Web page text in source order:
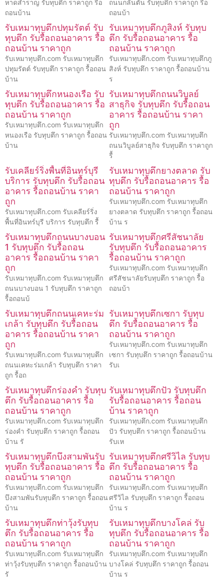
หาดสำราญ รับทุบตึก ราคาถูก รื้อ
ถอนบ้าน
ถนนกลันตัน รับทุบตึก ราคาถูก รื้อ
ถอนบ้า
รับเหมาทุบตึกปทุมรัตต์ รับ
ทุบตึก รับรื้อถอนอาคาร รื้อ
ถอนบ้าน ราคาถูก
รับเหมาทุบตึก.com รับเหมาทุบตึก
ปทุมรัตต์ รับทุบตึก ราคาถูก รื้อถอน
บ้าน
รับเหมาทุบตึกภูสิงห์ รับทุบ
ตึก รับรื้อถอนอาคาร รื้อ
ถอนบ้าน ราคาถูก
รับเหมาทุบตึก.com รับเหมาทุบตึกภู
สิงห์ รับทุบตึก ราคาถูก รื้อถอนบ้าน
ร
รับเหมาทุบตึกหนองเรือ รับ
ทุบตึก รับรื้อถอนอาคาร รื้อ
ถอนบ้าน ราคาถูก
รับเหมาทุบตึก.com รับเหมาทุบตึก
หนองเรือ รับทุบตึก ราคาถูก รื้อถอน
บ้าน
รับเหมาทุบตึกถนนวิบูลย์
สาธุกิจ รับทุบตึก รับรื้อถอน
อาคาร รื้อถอนบ้าน ราคา
ถูก
รับเหมาทุบตึก.com รับเหมาทุบตึก
ถนนวิบูลย์สาธุกิจ รับทุบตึก ราคาถูก
รื้
รับเคลียร์ริ่งพื้นที่อินทร์บุรี
บริการ รับทุบตึก รับรื้อถอน
อาคาร รื้อถอนบ้าน ราคา
ถูก
รับเหมาทุบตึก.com รับเคลียร์ริ่ง
พื้นที่อินทร์บุรี บริการ รับทุบตึก รื้
รับเหมาทุบตึกยางตลาด รับ
ทุบตึก รับรื้อถอนอาคาร รื้อ
ถอนบ้าน ราคาถูก
รับเหมาทุบตึก.com รับเหมาทุบตึก
ยางตลาด รับทุบตึก ราคาถูก รื้อถอน
บ้าน ร
รับเหมาทุบตึกถนนบางบอน
1 รับทุบตึก รับรื้อถอน
อาคาร รื้อถอนบ้าน ราคา
ถูก
รับเหมาทุบตึก.com รับเหมาทุบตึก
ถนนบางบอน 1 รับทุบตึก ราคาถูก
รื้อถอนบ้
รับเหมาทุบตึกศรีสัชนาลัย
รับทุบตึก รับรื้อถอนอาคาร
รื้อถอนบ้าน ราคาถูก
รับเหมาทุบตึก.com รับเหมาทุบตึก
ศรีสัชนาลัยรับทุบตึก ราคาถูก รื้อ
ถอนบ้า
รับเหมาทุบตึกถนนเคหะร่ม
เกล้า รับทุบตึก รับรื้อถอน
อาคาร รื้อถอนบ้าน ราคา
ถูก
รับเหมาทุบตึก.com รับเหมาทุบตึก
ถนนเคหะร่มเกล้า รับทุบตึก ราคา
ถูก รื้อถ
รับเหมาทุบตึกเซกา รับทุบ
ตึก รับรื้อถอนอาคาร รื้อ
ถอนบ้าน ราคาถูก
รับเหมาทุบตึก.com รับเหมาทุบตึก
เซกา รับทุบตึก ราคาถูก รื้อถอนบ้าน
รับเ
รับเหมาทุบตึกร่องคำ รับทุบ
ตึก รับรื้อถอนอาคาร รื้อ
ถอนบ้าน ราคาถูก
รับเหมาทุบตึก.com รับเหมาทุบตึก
ร่องคำ รับทุบตึก ราคาถูก รื้อถอน
บ้าน รั
รับเหมาทุบตึกปัว รับทุบตึก
รับรื้อถอนอาคาร รื้อถอน
บ้าน ราคาถูก
รับเหมาทุบตึก.com รับเหมาทุบตึก
ปัว รับทุบตึก ราคาถูก รื้อถอนบ้าน
รับเห
รับเหมาทุบตึกบึงสามพันรับ
ทุบตึก รับรื้อถอนอาคาร รื้อ
ถอนบ้าน ราคาถูก
รับเหมาทุบตึก.com รับเหมาทุบตึก
บึงสามพันรับทุบตึก ราคาถูก รื้อถอน
บ้าน
รับเหมาทุบตึกศรีวิไล รับทุบ
ตึก รับรื้อถอนอาคาร รื้อ
ถอนบ้าน ราคาถูก
รับเหมาทุบตึก.com รับเหมาทุบตึก
ศรีวิไล รับทุบตึก ราคาถูก รื้อถอน
บ้าน ร
รับเหมาทุบตึกท่าวุ้งรับทุบ
ตึก รับรื้อถอนอาคาร รื้อ
ถอนบ้าน ราคาถูก
รับเหมาทุบตึก.com รับเหมาทุบตึก
ท่าวุ้งรับทุบตึก ราคาถูก รื้อถอนบ้าน
รั
รับเหมาทุบตึกบางโคล่ รับ
ทุบตึก รับรื้อถอนอาคาร รื้อ
ถอนบ้าน ราคาถูก
รับเหมาทุบตึก.com รับเหมาทุบตึก
บางโคล่ รับทุบตึก ราคาถูก รื้อถอน
บ้าน ร